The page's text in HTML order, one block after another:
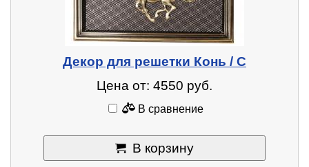
Декор для решетки Конь / C
Цена от: 4550 руб.
В сравнение
В корзину